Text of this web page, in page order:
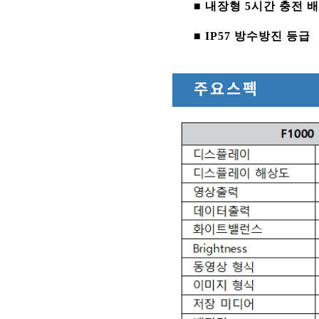
■ 내장형 5시간 충전
■ IP57 방수방진 등급
주요스펙